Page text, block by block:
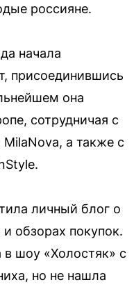
россияне.
начала
присоединившись
она
сотрудничая с
а также с
личный блог о
обзорах покупок.
в шоу «Холостяк» с
но не нашла